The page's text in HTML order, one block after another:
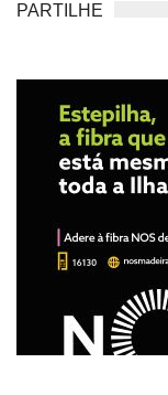
PARTILHE